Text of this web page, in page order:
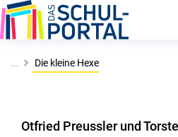
... Die kleine Hexe
Otfried Preussler und